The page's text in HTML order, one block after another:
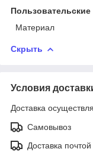
Пользовательские
Материал
Скрыть
Условия
Доставка
Самовывоз
Доставка